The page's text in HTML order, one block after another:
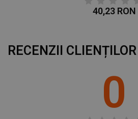
40,23 RON
RECENZII CLIENȚILOR
0